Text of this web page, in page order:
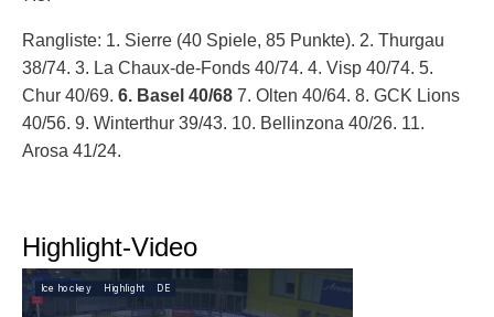
Rangliste: 1. Sierre (40 Spiele, 85 Punkte). 2. Thurgau
38/74. 3. La Chaux-de-Fonds 40/74. 4. Visp 40/74. 5.
Chur 40/69. 6. Basel 40/68 7. Olten 40/64. 8. GCK Lions
40/56. 9. Winterthur 39/43. 10. Bellinzona 40/26. 11.
Arosa 41/24.
Highlight-Video